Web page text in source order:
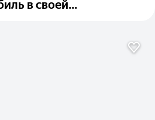
в своей...